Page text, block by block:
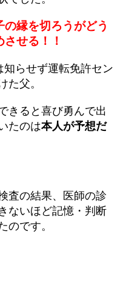
縁を切ろうがどう
せる！！
らせず運転免許セン
た父。
きると喜び勇んで出
たのは本人が予想だ
査の結果、医師の診
ないほど記憶・判断
です。